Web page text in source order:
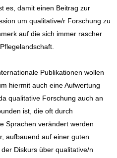
es, damit einen Beitrag zur
um qualitative/r Forschung zu
auf die sich immer rascher
Publikationen wollen
hiermit auch eine Aufwertung
qualitative Forschung auch an
ist, die oft durch
Sprachen verändert werden
aufbauend auf einer guten
Diskurs über qualitative/n